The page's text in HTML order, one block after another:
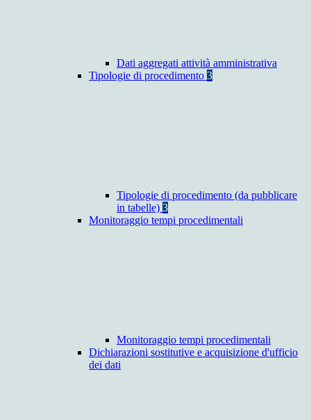
Dati aggregati attività amministrativa
Tipologie di procedimento 3
Tipologie di procedimento (da pubblicare
in tabelle) 3
Monitoraggio tempi procedimentali
Monitoraggio tempi procedimentali
Dichiarazioni sostitutive e acquisizione d'ufficio
dei dati